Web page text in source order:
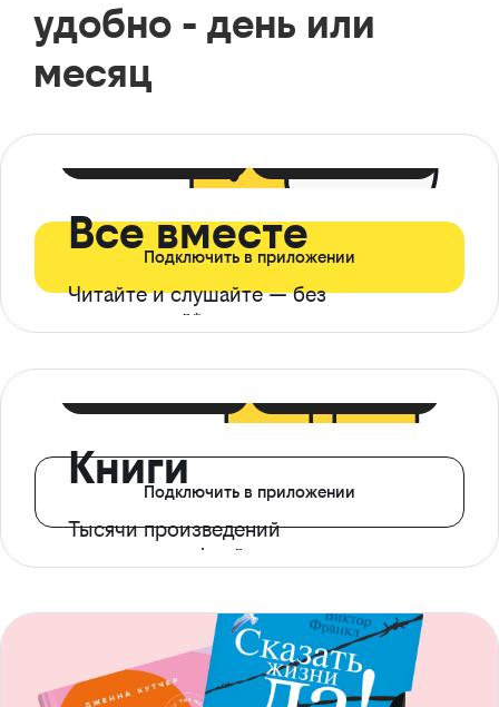
удобно - день или
месяц
Все вместе
Читайте и слушайте — без
ограничений*
Подключить в приложении
Книги
Тысячи произведений
с доступом офлайн
Подключить в приложении